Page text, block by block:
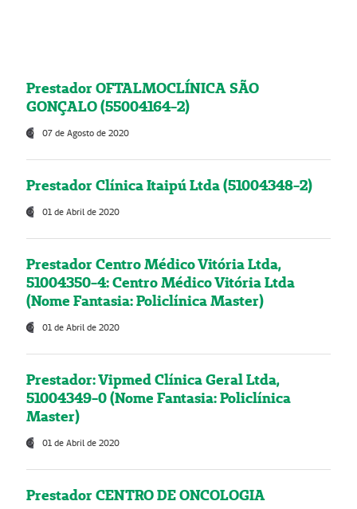
Prestador OFTALMOCLÍNICA SÃO
GONÇALO (55004164-2)
07 de Agosto de 2020
Prestador Clínica Itaipú Ltda (51004348-2)
01 de Abril de 2020
Prestador Centro Médico Vitória Ltda,
51004350-4: Centro Médico Vitória Ltda
(Nome Fantasia: Policlínica Master)
01 de Abril de 2020
Prestador: Vipmed Clínica Geral Ltda,
51004349-0 (Nome Fantasia: Policlínica
Master)
01 de Abril de 2020
Prestador CENTRO DE ONCOLOGIA